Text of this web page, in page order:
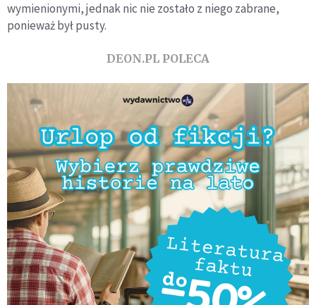
szatanem
wymienionymi, jednak nic nie zostało z niego zabrane,
ponieważ był pusty.
DEON.PL POLECA